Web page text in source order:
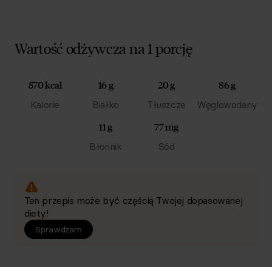
Wartość odżywcza na 1 porcję
570 kcal
Kalorie
16 g
Białko
20 g
Tłuszcze
86 g
Węglowodany
11 g
Błonnik
77 mg
Sód
Ten przepis może być częścią Twojej dopasowanej
diety!
Sprawdzam